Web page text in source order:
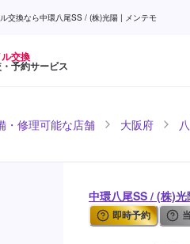
交換なら中環八尾SS / (株)光陽 | メンテモ
交換
予約サービス
・修理可能な店舗 大阪府
中環八尾SS / (株)
即時予約